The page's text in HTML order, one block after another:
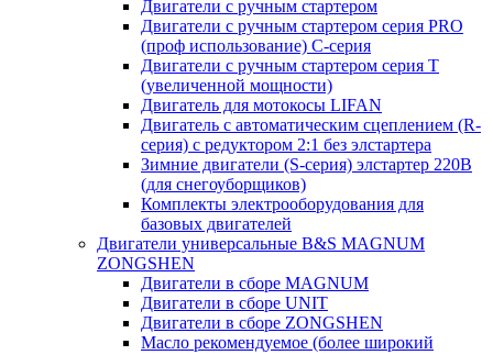
Двигатели с ручным стартером
Двигатели с ручным стартером серия PRO
(проф использование) C-серия
Двигатели с ручным стартером серия Т
(увеличенной мощности)
Двигатель для мотокосы LIFAN
Двигатель с автоматическим сцеплением (R-
серия) с редуктором 2:1 без элстартера
Зимние двигатели (S-серия) элстартер 220В
(для снегоуборщиков)
Комплекты электрооборудования для
базовых двигателей
Двигатели универсальные B&S MAGNUM
ZONGSHEN
Двигатели в сборе MAGNUM
Двигатели в сборе UNIT
Двигатели в сборе ZONGSHEN
Масло рекомендуемое (более широкий